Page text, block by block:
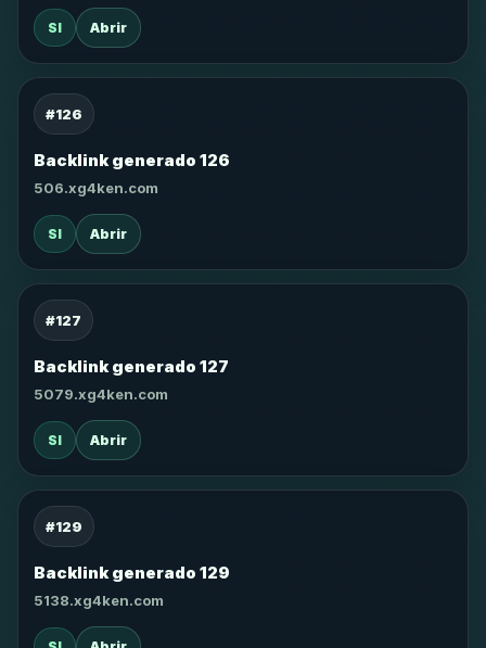
SI Abrir
#126
Backlink generado 126
506.xg4ken.com
SI Abrir
#127
Backlink generado 127
5079.xg4ken.com
SI Abrir
#129
Backlink generado 129
5138.xg4ken.com